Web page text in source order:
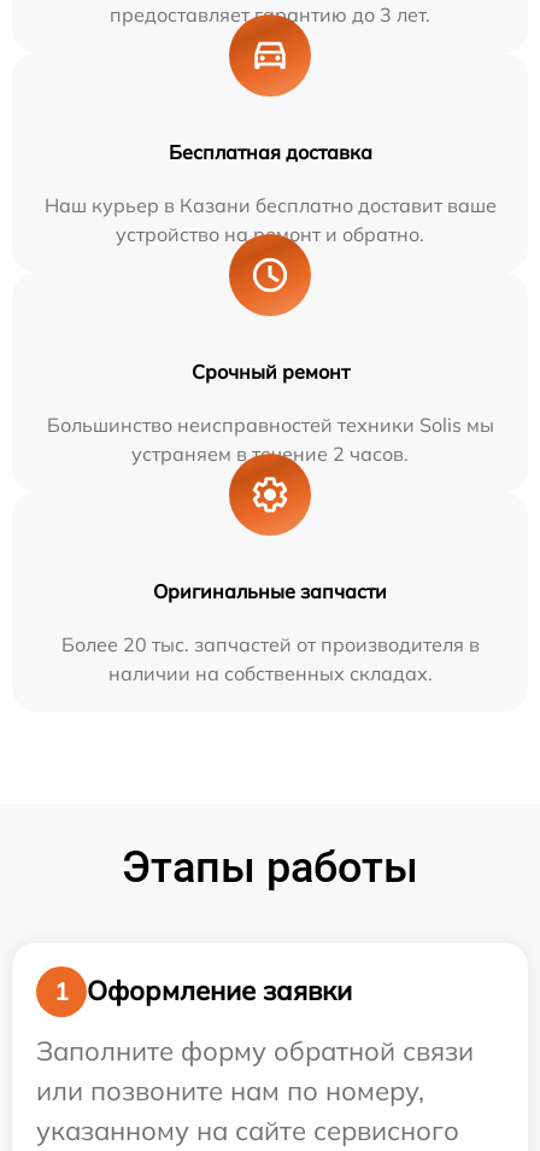
предоставляет гарантию до 3 лет.
Бесплатная доставка
Наш курьер в Казани бесплатно доставит ваше
устройство на ремонт и обратно.
Срочный ремонт
Большинство неисправностей техники Solis мы
устраняем в течение 2 часов.
Оригинальные запчасти
Более 20 тыс. запчастей от производителя в
наличии на собственных складах.
Этапы работы
1
Оформление заявки
Заполните форму обратной связи
или позвоните нам по номеру,
указанному на сайте сервисного